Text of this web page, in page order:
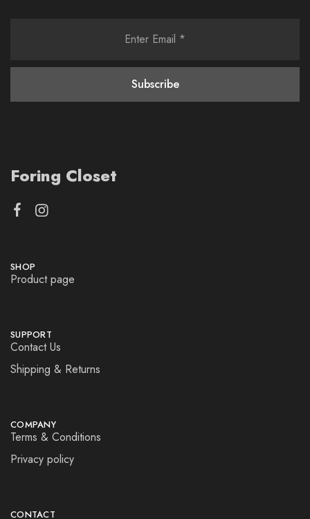
Foring Closet
SHOP
Product page
SUPPORT
Contact Us
Shipping & Returns
COMPANY
Terms & Conditions
Privacy policy
CONTACT